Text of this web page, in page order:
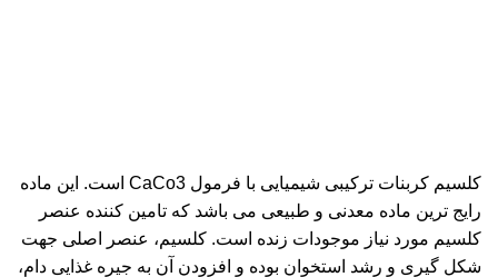
کلسیم کربنات ترکیبی شیمیایی با فرمول CaCo3 است. این ماده
رایج ترین ماده معدنی و طبیعی می باشد که تامین کننده عنصر
کلسیم مورد نیاز موجودات زنده است. کلسیم، عنصر اصلی جهت
شکل گیری و رشد استخوان بوده و افزودن آن به جیره غذایی دام،